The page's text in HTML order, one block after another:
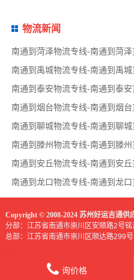
物流新闻
南通到菏泽物流专线-南通到菏泽
南通到禹城物流专线-南通到禹城
南通到泰安物流专线-南通到泰安
南通到烟台物流专线-南通到烟台
南通到聊城物流专线-南通到聊城
南通到滕州物流专线-南通到滕州
南通到安丘物流专线-南通到安丘
南通到龙口物流专线-南通到龙口
Copyright © 2008-2024 苏州好运吉通供
分部：江苏省南通市崇川区安顺路2号铭
总部：江苏省南通市崇川区顺达路299
询价格